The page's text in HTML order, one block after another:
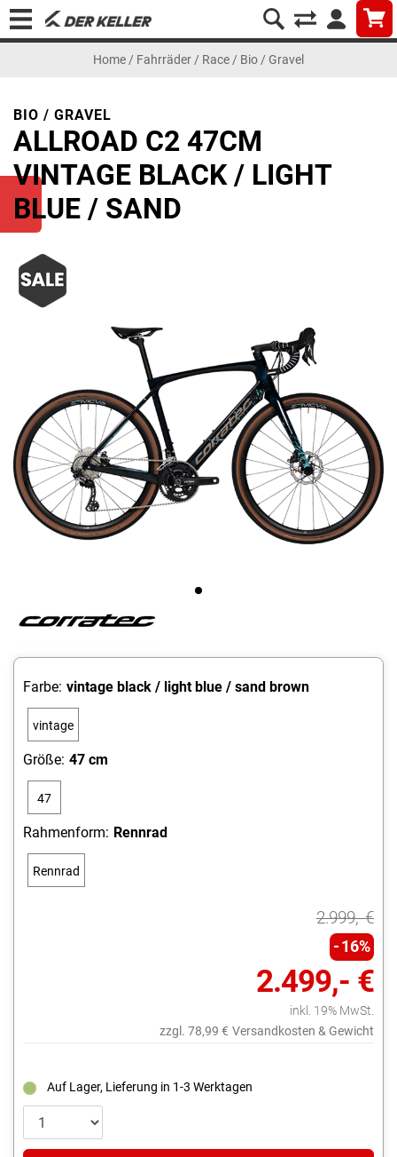
Home / Fahrräder / Race / Bio / Gravel
BIO / GRAVEL
ALLROAD C2 47CM
VINTAGE BLACK / LIGHT
BLUE / SAND
2.999,- €
16%
2.499,- €
inkl. 19% MwSt.
zzgl. 78,99 € Versandkosten & Gewicht
Farbe: vintage black / light blue / sand brown
vintage
blue /
sand
Größe: 47 cm
47
Rahmenform: Rennrad
Rennrad
Auf Lager, Lieferung in 1-3 Werktagen